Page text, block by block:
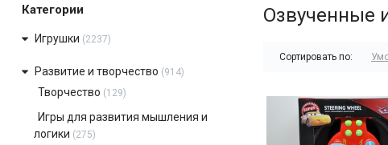
Категории
Игрушки (2237)
Развитие и творчество (914)
Творчество (129)
Игры для развития мышления и
логики (275)
Озвученные
Сортировать по: